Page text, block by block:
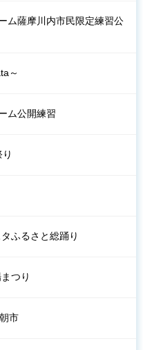
ム薩摩川内市民限定練習公
～
ム公開練習
ふるさと総踊り
つり
市